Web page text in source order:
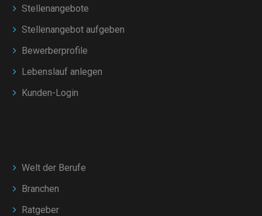
Stellenangebote
Stellenangebot aufgeben
Bewerberprofile
Lebenslauf anlegen
Kunden-Login
Welt der Berufe
Branchen
Ratgeber